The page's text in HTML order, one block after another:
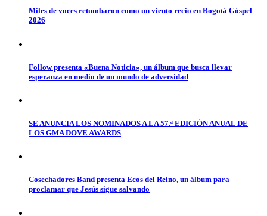
Miles de voces retumbaron como un viento recio en Bogotá Góspel
2026
Follow presenta «Buena Noticia», un álbum que busca llevar
esperanza en medio de un mundo de adversidad
SE ANUNCIA LOS NOMINADOS A LA 57.ª EDICIÓN ANUAL DE
LOS GMA DOVE AWARDS
Cosechadores Band presenta Ecos del Reino, un álbum para
proclamar que Jesús sigue salvando